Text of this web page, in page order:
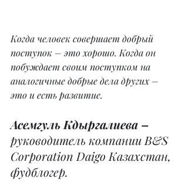
Когда человек совершает добрый
поступок – это хорошо. Когда он
побуждает своим поступком на
аналогичные добрые дела других –
это и есть развитие.
Асемгуль Кдыргалиева –
руководитель компании B&S
Corporation Daigo Казахстан,
фудблогер.